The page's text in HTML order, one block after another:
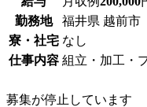
勤務地
福井県 越前市
寮・社宅 なし
仕事内容 組立・加工・
募集が停止しています